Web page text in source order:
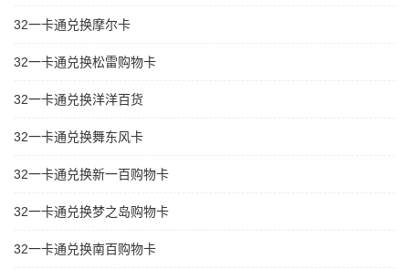
32一卡通兑换摩尔卡
32一卡通兑换松雷购物卡
32一卡通兑换洋洋百货
32一卡通兑换舞东风卡
32一卡通兑换新一百购物卡
32一卡通兑换梦之岛购物卡
32一卡通兑换南百购物卡